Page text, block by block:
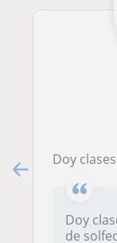
Doy clases
Doy
de